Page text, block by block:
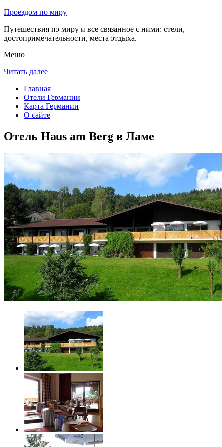
Проездом по миру
Путешествия по миру и все связанное с ними: отели,
достопримечательности, места отдыха.
Меню
Читать далее
Главная
Отели Германии
Карта Германии
О сайте
Отель Haus am Berg в Ламе